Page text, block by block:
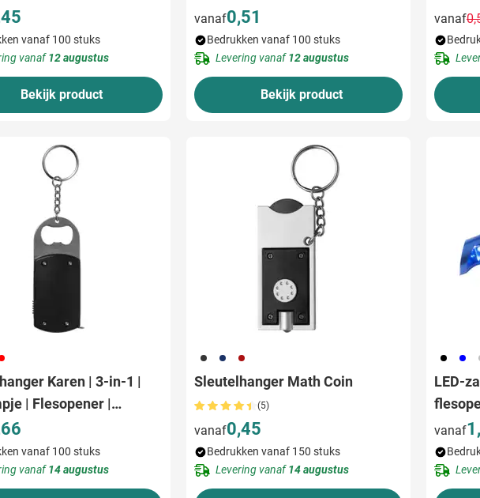
vanaf 100 stuks
vanaf12 augustus
Bekijk product
vanaf0,51
Bedrukken vanaf 100 stuks
Levering vanaf12 augustus
Bekijk product
vanaf
Karen | 3-in-1 |
| Flesopener |
vanaf 100 stuks
vanaf14 augustus
001 005 008
Sleutelhanger Math Coin
(5)
vanaf0,45
Bedrukken vanaf 150 stuks
Levering vanaf14 augustus
001 005
LED-
vanaf